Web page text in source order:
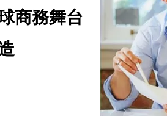
商務舞台